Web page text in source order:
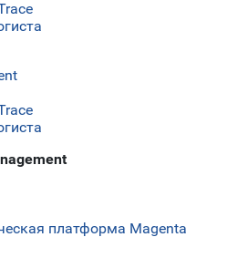
платформа Magenta